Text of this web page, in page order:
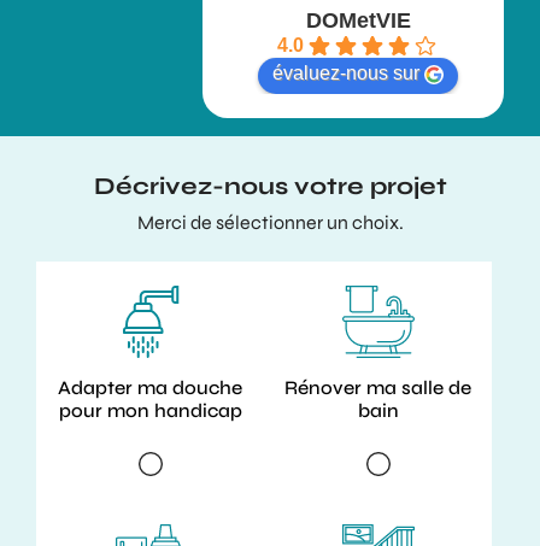
DOMetVIE
4.0
évaluez-nous sur
Décrivez-nous votre projet
Merci de sélectionner un choix.
Adapter ma douche
pour mon handicap
Rénover ma salle de
bain